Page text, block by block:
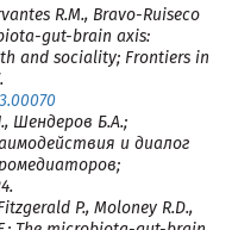
R.M., Bravo-Ruiseco
gut-brain axis:
and sociality; Frontiers in
Шендеров Б.А.;
и диалог
P., Moloney R.D.,